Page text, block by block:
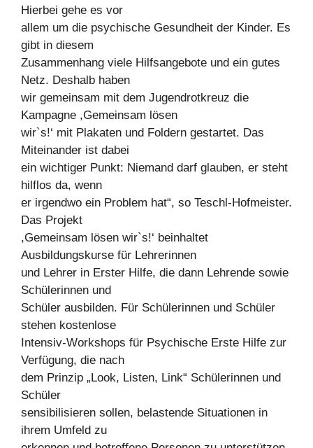
Hierbei gehe es vor
allem um die psychische Gesundheit der Kinder. Es
gibt in diesem
Zusammenhang viele Hilfsangebote und ein gutes
Netz. Deshalb haben
wir gemeinsam mit dem Jugendrotkreuz die
Kampagne ,Gemeinsam lösen
wir`s!‘ mit Plakaten und Foldern gestartet. Das
Miteinander ist dabei
ein wichtiger Punkt: Niemand darf glauben, er steht
hilflos da, wenn
er irgendwo ein Problem hat“, so Teschl-Hofmeister.
Das Projekt
,Gemeinsam lösen wir`s!‘ beinhaltet
Ausbildungskurse für Lehrerinnen
und Lehrer in Erster Hilfe, die dann Lehrende sowie
Schülerinnen und
Schüler ausbilden. Für Schülerinnen und Schüler
stehen kostenlose
Intensiv-Workshops für Psychische Erste Hilfe zur
Verfügung, die nach
dem Prinzip „Look, Listen, Link“ Schülerinnen und
Schüler
sensibilisieren sollen, belastende Situationen in
ihrem Umfeld zu